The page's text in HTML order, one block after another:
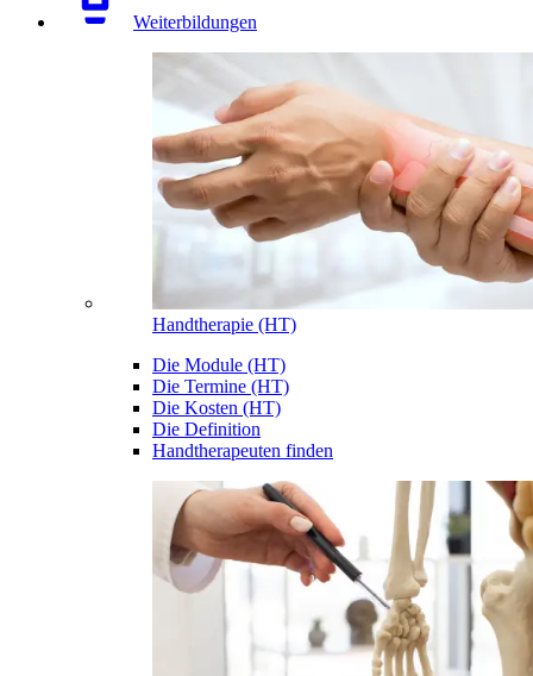
Weiterbildungen
Handtherapie (HT)
Die Module (HT)
Die Termine (HT)
Die Kosten (HT)
Die Definition
Handtherapeuten finden